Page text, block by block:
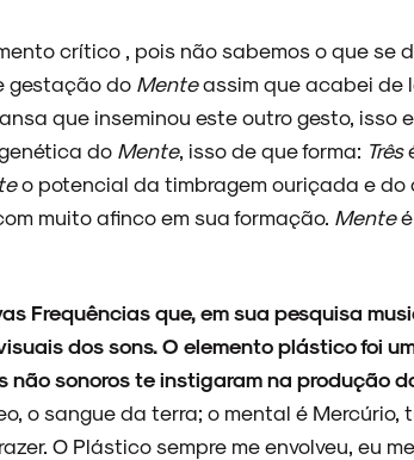
crítico , pois não sabemos o que se
gestação do Menteassim que acabei de
que inseminou este outro gesto, isso
do Mente, isso de que forma: Três
o potencial da timbragem ouriçada e
muito afinco em sua formação. Mente
Frequências que, em sua pesquisa
dos sons. O elemento plástico foi
não sonoros te instigaram na produção
o sangue da terra; o mental é Mercúrio,
O Plástico sempre me envolveu, eu